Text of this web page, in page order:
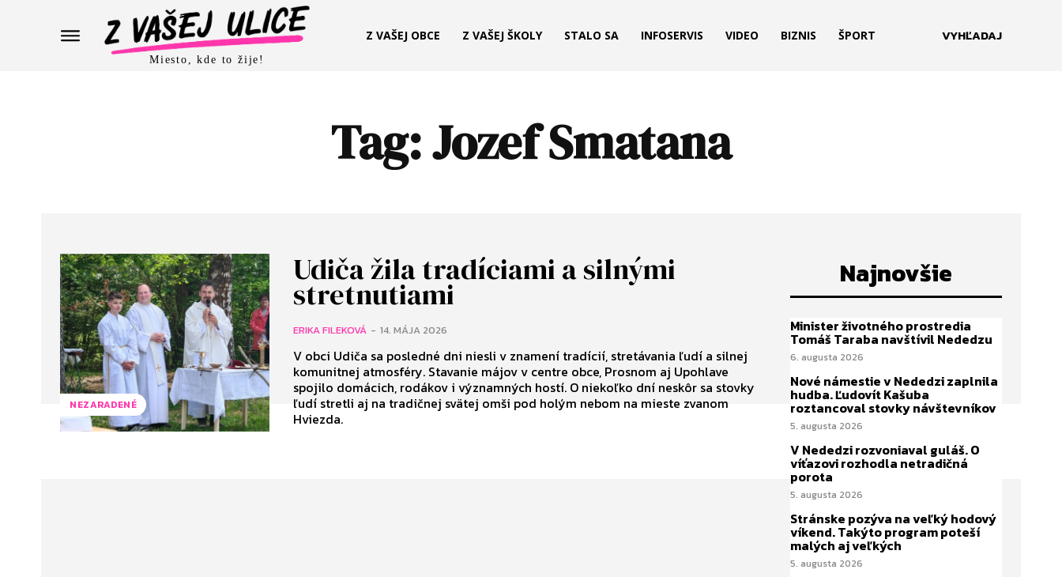
Miesto, kde to žije!
Z VAŠEJ OBCE Z VAŠEJ ŠKOLY STALO SA INFOSERVIS VIDEO BIZNIS ŠPORT VYHĽADAJ
Tag:Jozef Smatana
NEZARADENÉ
Udiča žila tradíciami a silnými
stretnutiami
ERIKA FILEKOVÁ - 14. MÁJA 2026
V obci Udiča sa posledné dni niesli v znamení tradícií, stretávania ľudí a silnej
komunitnej atmosféry. Stavanie májov v centre obce, Prosnom aj Upohlave
spojilo domácich, rodákov i významných hostí. O niekoľko dní neskôr sa stovky
ľudí stretli aj na tradičnej svätej omši pod holým nebom na mieste zvanom
Hviezda.
Najnovšie
Minister životného prostredia
Tomáš Taraba navštívil Nededzu
6. augusta 2026
Nové námestie v Nededzi zaplnila
hudba. Ľudovít Kašuba
roztancoval stovky návštevníkov
5. augusta 2026
V Nededzi rozvoniaval guláš. O
víťazovi rozhodla netradičná
porota
5. augusta 2026
Stránske pozýva na veľký hodový
víkend. Takýto program poteší
malých aj veľkých
5. augusta 2026